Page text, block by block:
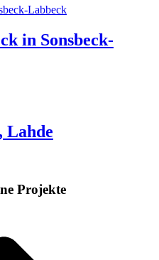
in Sonsbeck-
Lahde
Projekte